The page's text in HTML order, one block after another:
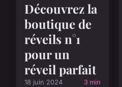
Découvrez la
boutique de
réveils n°1
pour un
réveil parfait
18 juin 2024 3 min